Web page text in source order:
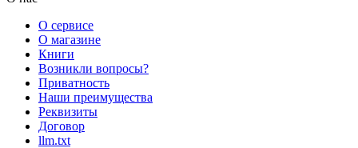
О сервисе
О магазине
Книги
Возникли вопросы?
Приватность
Наши преимущества
Реквизиты
Договор
llm.txt